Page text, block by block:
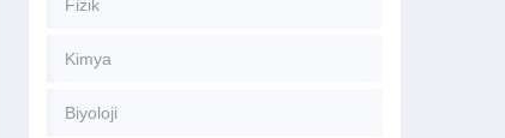
Fizik
Kimya
Biyoloji